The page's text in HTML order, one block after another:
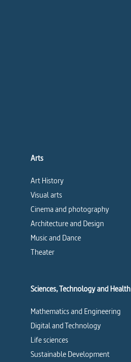
Arts
Art History
Visual arts
Cinema and photography
Architecture and Design
Music and Dance
Theater
Sciences, Technology and Health
Mathematics and Engineering
Digital and Technology
Life sciences
Sustainable Development